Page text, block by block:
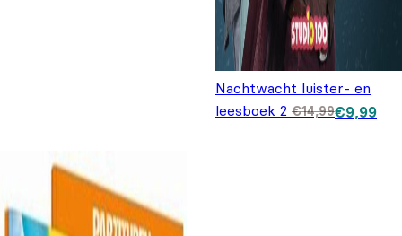
Nachtwacht luister- en
leesboek 2 €14,99€9,99
Huidige